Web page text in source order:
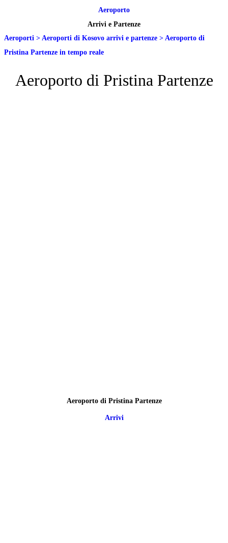
Aeroporto
Arrivi e Partenze
Aeroporti > Aeroporti di Kosovo arrivi e partenze > Aeroporto di
Pristina Partenze in tempo reale
Aeroporto di Pristina Partenze
Aeroporto di Pristina Partenze
Arrivi